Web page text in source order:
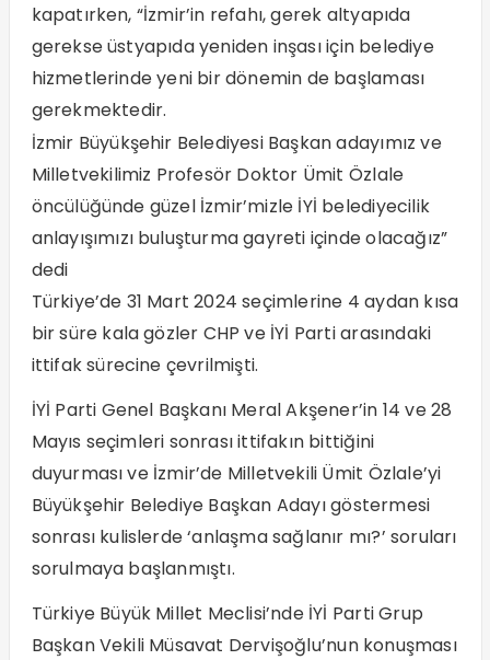
kapatırken, “İzmir’in refahı, gerek altyapıda
gerekse üstyapıda yeniden inşası için belediye
hizmetlerinde yeni bir dönemin de başlaması
gerekmektedir.
İzmir Büyükşehir Belediyesi Başkan adayımız ve
Milletvekilimiz Profesör Doktor Ümit Özlale
öncülüğünde güzel İzmir’mizle İYİ belediyecilik
anlayışımızı buluşturma gayreti içinde olacağız”
dedi
Türkiye’de 31 Mart 2024 seçimlerine 4 aydan kısa
bir süre kala gözler CHP ve İYİ Parti arasındaki
ittifak sürecine çevrilmişti.
İYİ Parti Genel Başkanı Meral Akşener’in 14 ve 28
Mayıs seçimleri sonrası ittifakın bittiğini
duyurması ve İzmir’de Milletvekili Ümit Özlale’yi
Büyükşehir Belediye Başkan Adayı göstermesi
sonrası kulislerde ‘anlaşma sağlanır mı?’ soruları
sorulmaya başlanmıştı.
Türkiye Büyük Millet Meclisi’nde İYİ Parti Grup
Başkan Vekili Müsavat Dervişoğlu’nun konuşması